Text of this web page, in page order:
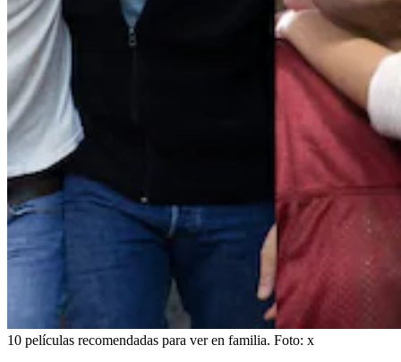
10 películas recomendadas para ver en familia. Foto: x